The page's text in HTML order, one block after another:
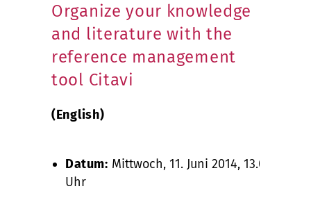
Organize your knowledge
and literature with the
reference management
tool Citavi
(English)
Datum: Mittwoch, 11. Juni 2014, 13.00
Uhr